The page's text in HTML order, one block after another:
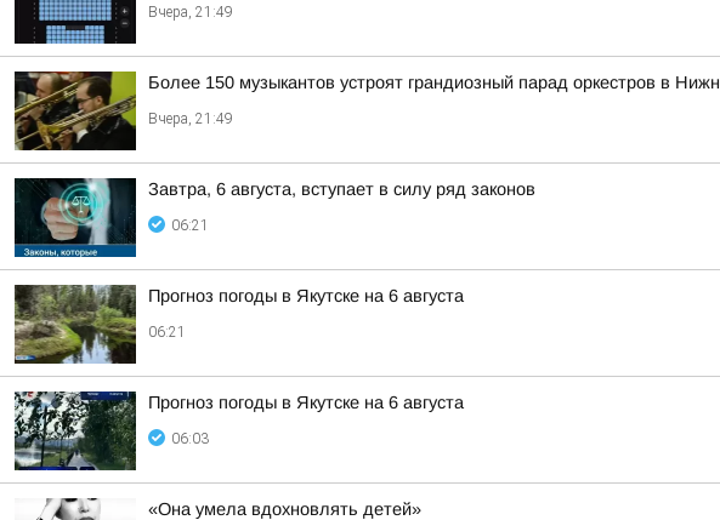
Вчера, 21:49
Более 150 музыкантов устроят грандиозный парад оркестров в
Вчера, 21:49
Завтра, 6 августа, вступает в силу ряд законов
06:21
Прогноз погоды в Якутске на 6 августа
06:21
Прогноз погоды в Якутске на 6 августа
06:03
«Она умела вдохновлять детей»